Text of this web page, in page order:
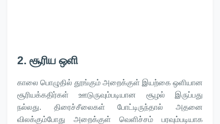
2. சூரிய ஒளி
காலை பொழுதில் தூங்கும் அறைக்குள் இயற்கை ஒளியான
சூரியக்கதிர்கள் ஊடுருவும்படியான சூழல் இருப்பது
நல்லது. திரைச்சீலைகள் போட்டிருந்தால் அதனை
விலக்கும்போது அறைக்குள் வெளிச்சம் பரவும்படியாக